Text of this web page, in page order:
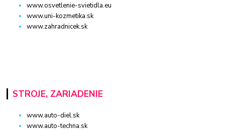
www.osvetlenie-svietidla.eu
www.uni-kozmetika.sk
www.zahradnicek.sk
STROJE, ZARIADENIE
www.auto-diel.sk
www.auto-techna.sk